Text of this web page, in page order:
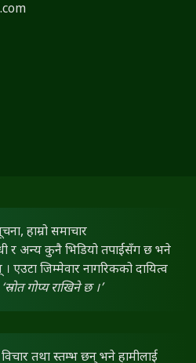
हाम्रो समाचार
र अन्य कुनै भिडियो तपाईंसँग छ भने
एउटा जिम्मेवार नागरिकको दायित्व
‘स्रोत गोप्य राखिने छ ।’
तथा स्तम्भ छन् भने हामीलाई